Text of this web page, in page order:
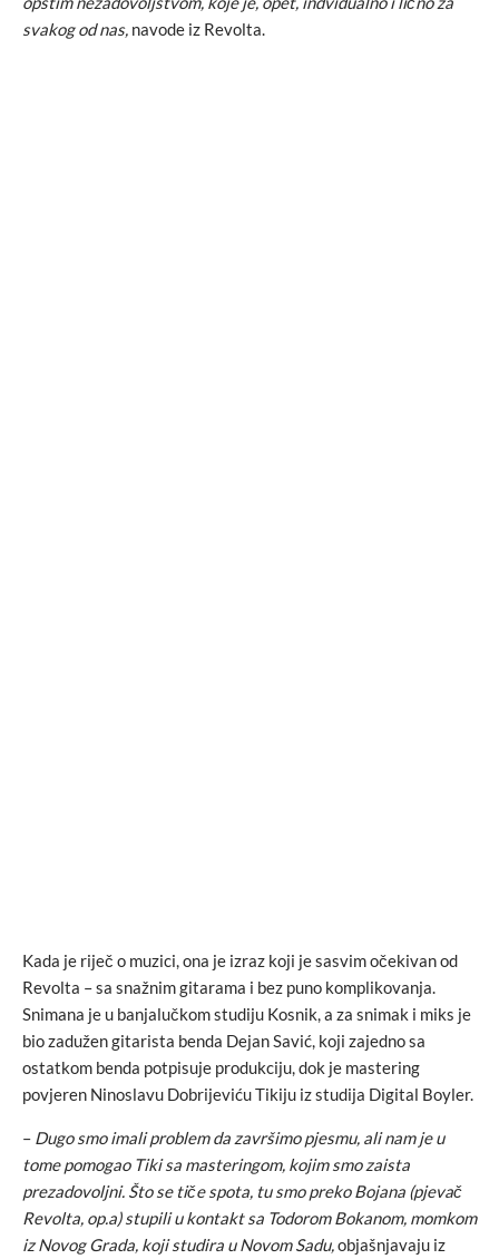
svakog od nas, navode iz Revolta.
Kada je riječ o muzici, ona je izraz koji je sasvim očekivan od
Revolta – sa snažnim gitarama i bez puno komplikovanja.
Snimana je u banjalučkom studiju Kosnik, a za snimak i miks je
bio zadužen gitarista benda Dejan Savić, koji zajedno sa
ostatkom benda potpisuje produkciju, dok je mastering
povjeren Ninoslavu Dobrijeviću Tikiju iz studija Digital Boyler.
– Dugo smo imali problem da završimo pjesmu, ali nam je u
tome pomogao Tiki sa masteringom, kojim smo zaista
prezadovoljni. Što se tiče spota, tu smo preko Bojana (pjevač
Revolta, op.a) stupili u kontakt sa Todorom Bokanom, momkom
iz Novog Grada, koji studira u Novom Sadu,objašnjavaju iz